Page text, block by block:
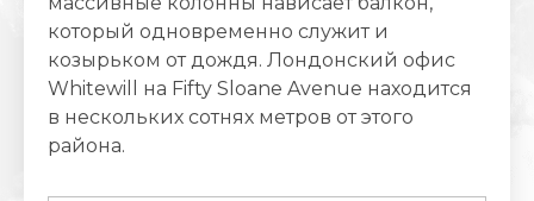
который одновременно служит и
козырьком от дождя. Лондонский офис
Whitewill на Fifty Sloane Avenue находится
в нескольких сотнях метров от этого
района.